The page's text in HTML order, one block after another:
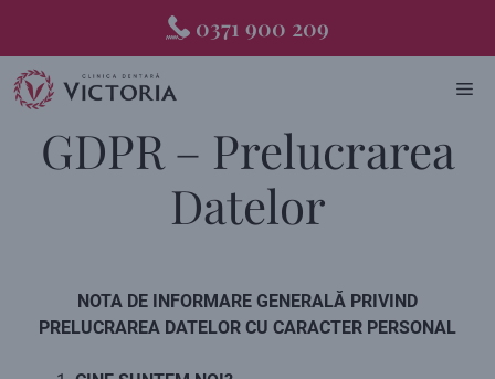
content
0371 900 209
GDPR – Prelucrarea
Datelor
NOTA DE INFORMARE GENERALĂ PRIVIND
PRELUCRAREA DATELOR CU CARACTER PERSONAL